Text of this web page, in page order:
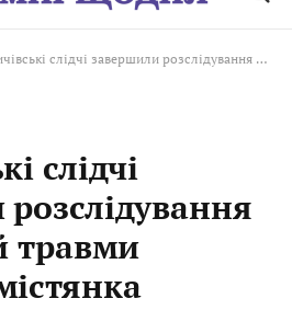
слідчі завершили розслідування ДТП, в якій травми отримала містянка
слідчі
травми